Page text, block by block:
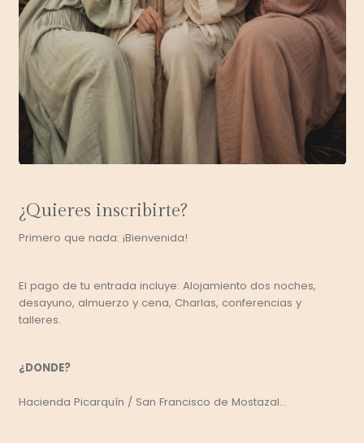
¿Quieres inscribirte?
Primero que nada: ¡Bienvenida!
El pago de tu entrada incluye: Alojamiento dos noches,
desayuno, almuerzo y cena, Charlas, conferencias y
talleres.
¿DONDE?
Hacienda Picarquín / San Francisco de Mostazal...